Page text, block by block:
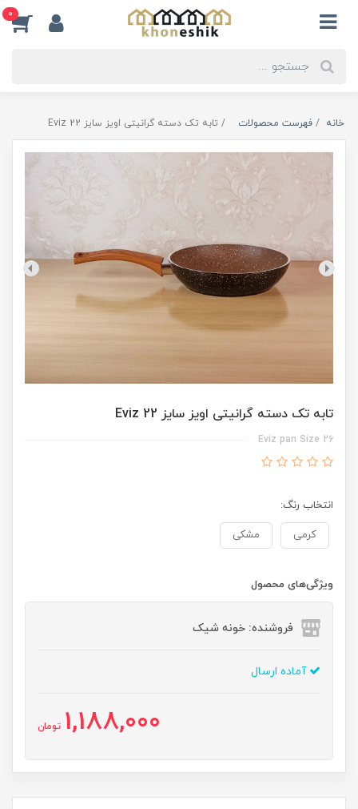
0
خانه فهرست محصولات تابه تک دسته گرانیتی اویز سایز 22 Eviz
تابه تک دسته گرانیتی اویز سایز 22 Eviz
Eviz pan Size 26
انتخاب رنگ:
کرمی مشکی
ویژگی‌های محصول
فروشنده: خونه شیک
آماده ارسال
1,188,000 تومان